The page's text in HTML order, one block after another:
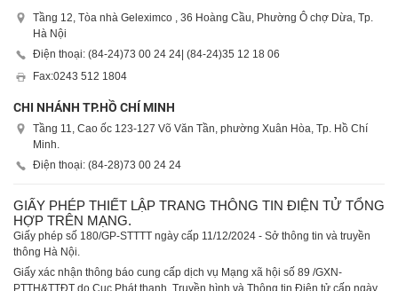
Tầng 12, Tòa nhà Geleximco , 36 Hoàng Cầu, Phường Ô chợ Dừa, Tp.
Hà Nội
Điện thoại: (84-24)73 00 24 24| (84-24)35 12 18 06
Fax:0243 512 1804
CHI NHÁNH TP.HỒ CHÍ MINH
Tầng 11, Cao ốc 123-127 Võ Văn Tần, phường Xuân Hòa, Tp. Hồ Chí
Minh.
Điện thoại: (84-28)73 00 24 24
GIẤY PHÉP THIẾT LẬP TRANG THÔNG TIN ĐIỆN TỬ TỔNG
HỢP TRÊN MẠNG.
Giấy phép số 180/GP-STTTT ngày cấp 11/12/2024 - Sở thông tin và truyền
thông Hà Nội.
Giấy xác nhận thông báo cung cấp dịch vụ Mạng xã hội số 89 /GXN-
PTTH&TTĐT do Cục Phát thanh, Truyền hình và Thông tin Điện tử cấp ngày